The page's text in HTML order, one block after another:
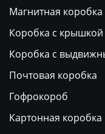
Магнитная
Коробка с
Коробка с
Почтовая коробка
Гофрокороб
Картонная